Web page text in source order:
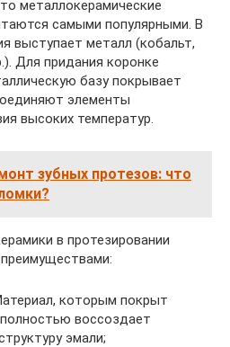
металлокерамические
самыми популярными. В
выступает металл (кобальт,
Для придания коронке
базу покрывает
элементы
высоких температур.
зубных протезов: что
в протезировании
которым покрыт
воссоздает
эмали;